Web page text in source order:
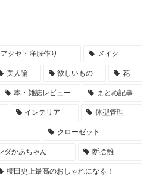
アクセ・洋服作り メイク
美人論 欲しいもの 花
本・雑誌レビュー まとめ記事
インテリア 体型管理
クローゼット
ダかあちゃん 断捨離
櫻田史上最高のおしゃれになる！